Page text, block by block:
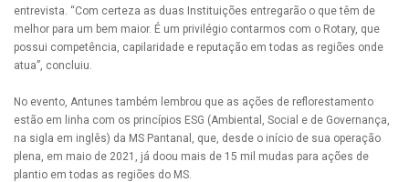
entrevista. “Com certeza as duas Instituições entregarão o que têm de
melhor para um bem maior. É um privilégio contarmos com o Rotary, que
possui competência, capilaridade e reputação em todas as regiões onde
atua”, concluiu.
No evento, Antunes também lembrou que as ações de reflorestamento
estão em linha com os princípios ESG (Ambiental, Social e de Governança,
na sigla em inglês) da MS Pantanal, que, desde o início de sua operação
plena, em maio de 2021, já doou mais de 15 mil mudas para ações de
plantio em todas as regiões do MS.